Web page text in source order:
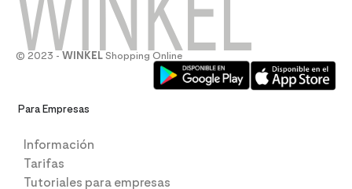
© 2023 - WINKEL Shopping Online
Para Empresas
Información
Tarifas
Tutoriales para empresas